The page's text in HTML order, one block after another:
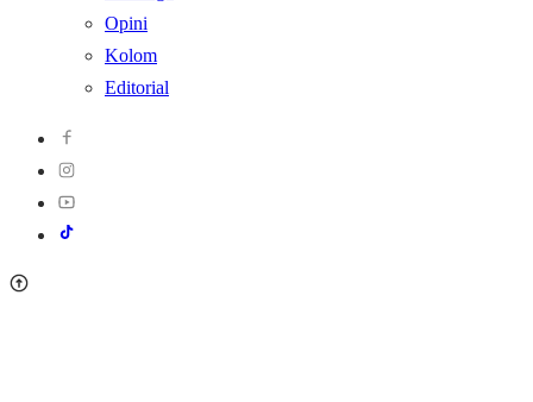
Opini
Kolom
Editorial